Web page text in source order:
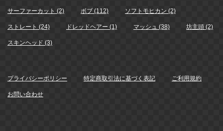
サーファーカット (2) ボブ (112) ソフトモヒカン (2)
ストレート (24) ドレッドヘアー (1) マッシュ (38) 坊主頭 (2)
スキンヘッド (3)
プライバシーポリシー 特定商取引法に基づく表記 ご利用規約
お問い合わせ